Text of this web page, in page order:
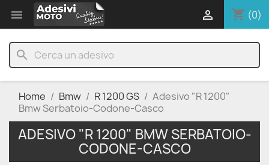
 shopping_cart (0)

search
Home Bmw R 1200 GS
Adesivo "R 1200"
Bmw Serbatoio-Codone-Casco
ADESIVO "R 1200" BMW SERBATOIO-
CODONE-CASCO